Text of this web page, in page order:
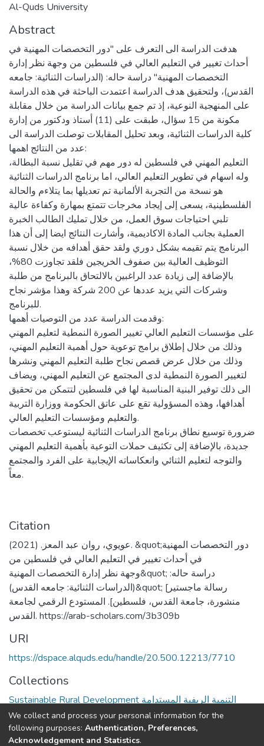
Al-Quds University
Abstract
هدفت الدراسة الى التعرف على "دور التخصصات المهنية في
أحداث تغيير في التعليم العالي في فلسطين من وجهة نظر إدارة
التخصصات المهنية" دراسة حاله: (الدراسات الثنائية: جامعه
القدس)، ولتحقيق هدف الدراسة اعتمدت الباحثة في هذه الدراسة
على المنهجية النوعية، إذ تم جمع بيانات الدراسة من خلال مقابلة
مكونة من 15 سؤال، طبقت على (11) أستاذ ودكتور من إدارة
كلية الدراسات الثنائية، وبعد تحليل المقابلات توصلت الدراسة الى
عدد من النتائج اهمها:
التعليم المهني في فلسطين له دور مهم في تقليل نسبة البطالة،
وله اسهام في تطوير التعليم العالي، اما برنامج الدراسات الثنائية
هو نسخة من التجربة الألمانية تم تعديلها بما يتلاءم والحالة
الفلسطينية، يسعى إلى إيجاد مخرجات تتمتع بمهارة وكفاءة عالية
تلبي احتياجات سوق العمل، من خلال تمليك الطالب الخبرة
العملية بجانب المادة الاكاديمية، وأشارت النتائج ايضا إلى أن هذا
البرنامج يتم تقيمه بشكل دوري ولقد حقق أهدافه من خلال نسبة
التوظيف العالية بين صفوف الخريجين فلقد تجاوزت 80%،
بالإضافة إلى زيادة عدد الراغبين بالالتحاق بالبرنامج من طلبة
وشركات التي يزيد عددها عن 200 شركة وهذا مؤشر نجاح
للبرنامج.
وقدمت الدراسة عدد من التوصيات أهمها:
على مؤسسات التعليم العالي تغيير الصورة النمطية لتعليم المهني
وذلك من خلال إطلاق برامج توعوية حول أهمية التعليم المهني،
وذلك من خلال عرض قصص نجاح طلبة التعليم المهني ونشرها
لتغيير الصورة النمطية لدى المجتمع عن التعليم المهني، ويضاف
الى ذلك توفير البنية المناسبة لها في فلسطين لتتمكن من تحقيق
أهدافها، وهذه المسؤولية تقع على عاتق الحكومة ووزارة التربية
والتعليم ومؤسسات التعليم العالي.
ضرورة توسيع نطاق برنامج الدراسات الثنائية ليستوعب تخصصات
جديدة، بالإضافة إلى تكثيف حملات التوعية بأهمية التعليم المهني
والتوجه لتعليم الثنائي وانعكاساته الإيجابية على الفرد والمجتمع
معاً.
Citation
عويوي، روان عبد المعز. (2021). &quot;دور التخصصات المهنية
في أحداث تغيير في التعليم العالي في فلسطين من
وجهة نظر إدارة التخصصات المهنية&quot; دراسة حاله:
(الدراسات الثنائية: جامعه القدس)&quot; [رسالة ماجستير
منشورة، جامعة القدس، فلسطين]. المستودع الرقمي لجامعة
القدس. https://arab-scholars.com/3b309b
URI
https://dspace.alquds.edu/handle/20.500.12213/7710
Collections
Sustainable Rural Development التنمية الريفية المستدامة
Full item page
We collect and process your personal information for the
following purposes: Authentication, Preferences,
Acknowledgement and Statistics.